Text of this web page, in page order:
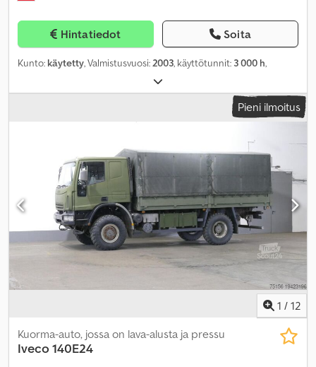
Hintatiedot Soita
Kunto: käytetty, Valmistusvuosi:2003, käyttötunnit: 3 000 h,
Pieni ilmoitus
1 / 12
Kuorma-auto, jossa on lava-alusta ja pressu
Iveco140E24